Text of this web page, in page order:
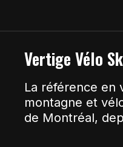
Vertige Vélo
La référence en
montagne et
de Montréal,